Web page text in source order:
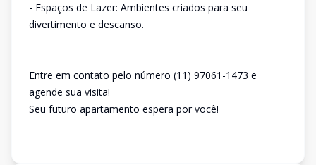
- Espaços de Lazer: Ambientes criados para seu
divertimento e descanso.
Entre em contato pelo número (11) 97061-1473 e
agende sua visita!
Seu futuro apartamento espera por você!